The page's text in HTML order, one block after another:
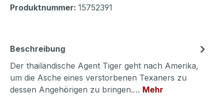
Produktnummer: 15752391
Beschreibung
Der thailändische Agent Tiger geht nach Amerika,
um die Asche eines verstorbenen Texaners zu
dessen Angehörigen zu bringen.… Mehr